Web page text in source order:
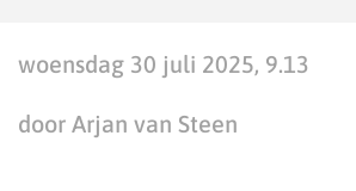
woensdag 30 juli 2025, 9.13
door Arjan van Steen